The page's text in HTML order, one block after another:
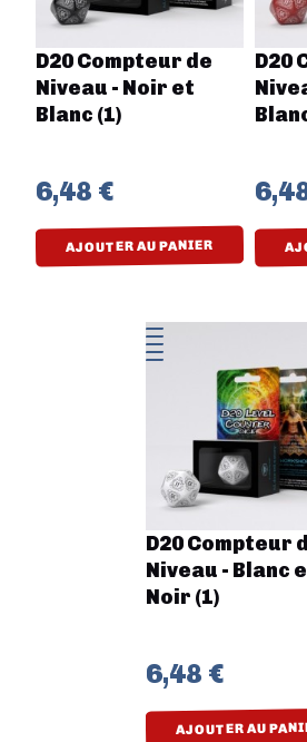
D20 Compteur de
Niveau - Noir et
Blanc (1)
6,48 €
AJOUTER AU PANIER
D20
D20 Compteur
Niveau - Blanc
Noir (1)
6,48 €
AJOUTER AU